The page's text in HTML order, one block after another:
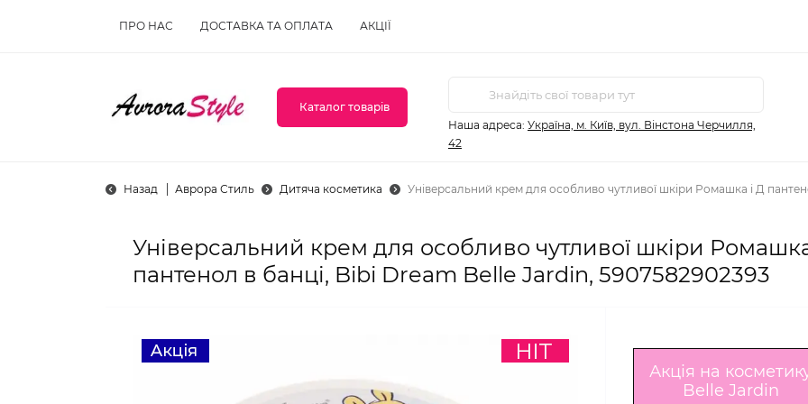
ПРО НАС ДОСТАВКА ТА ОПЛАТА АКЦІЇ
Каталог товарів
Наша адреса: Україна, м. Київ, вул. Вінстона Черчилля,
42
Назад Аврора Стиль Дитяча косметика Універсальний крем для особливо чутливої шкіри Ромашка і Д
Універсальний крем для особливо чутливої шкіри
пантенол в банці, Bibi Dream Belle Jardin, 5907582902393
Акція на
Belle Jardin